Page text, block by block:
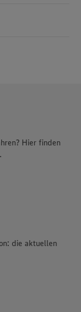
100 Jahren ist
Hier finden
die aktuellen